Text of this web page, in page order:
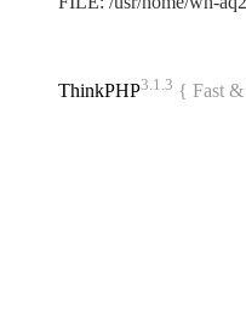
ThinkPHP3.1.3 { Fast